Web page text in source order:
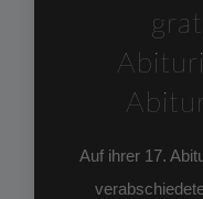
Auf ihrer 17.